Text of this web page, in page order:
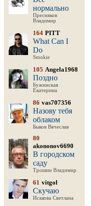
нормально
Пресняков
Владимир
164 PITT
What Can I
Do
Smokie
105 Angela1968
Поздно
Бужинская
Екатерина
86 vas707356
Назову тебя
облаком
Быков Вячеслав
80
akononov6690
В городском
саду
Трошин Владимир
61 vitgol
Скучаю
Исакова Светлана